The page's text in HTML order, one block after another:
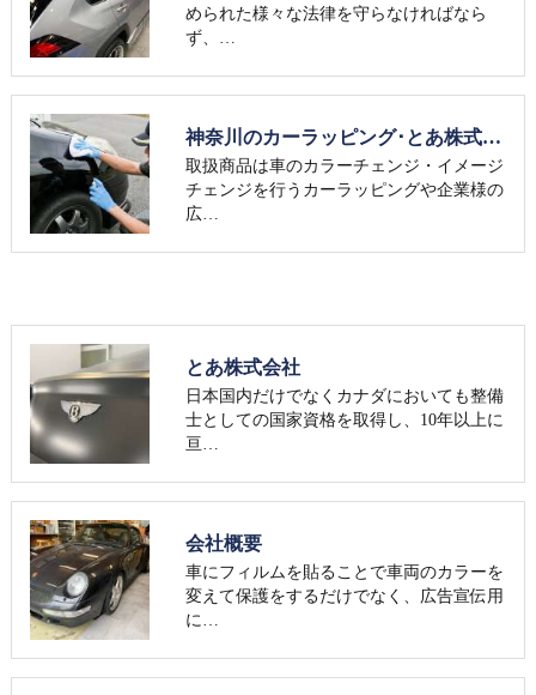
められた様々な法律を守らなければなら
ず、…
神奈川のカーラッピング･とあ株式会社のお客様の声
取扱商品は車のカラーチェンジ・イメージ
チェンジを行うカーラッピングや企業様の
広…
とあ株式会社
日本国内だけでなくカナダにおいても整備
士としての国家資格を取得し、10年以上に
亘…
会社概要
車にフィルムを貼ることで車両のカラーを
変えて保護をするだけでなく、広告宣伝用
に…